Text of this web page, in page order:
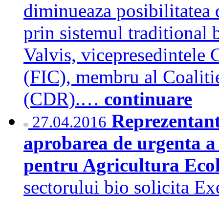
diminueaza posibilitatea
prin sistemul traditional
Valvis,
(FIC), membru al
(CDR).… continuare
27.04.2016
aprobarea de urgenta
pentru Agricultura
sectorului bio solicita